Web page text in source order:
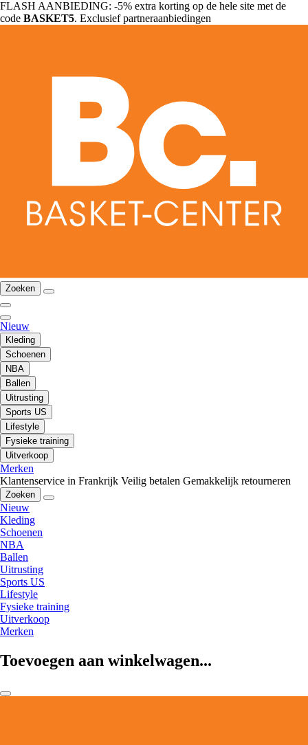
FLASH AANBIEDING: -5% extra korting op de hele site met de
code BASKET5. Exclusief partneraanbiedingen
Zoeken
Nieuw
Kleding
Schoenen
NBA
Ballen
Uitrusting
Sports US
Lifestyle
Fysieke training
Uitverkoop
Merken
Klantenservice in Frankrijk Veilig betalen Gemakkelijk retourneren
Zoeken
Nieuw
Kleding
Schoenen
NBA
Ballen
Uitrusting
Sports US
Lifestyle
Fysieke training
Uitverkoop
Merken
Toevoegen aan winkelwagen...